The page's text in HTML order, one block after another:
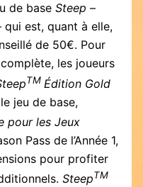
de base Steep –
qui est, quant à elle,
de 50€. Pour
les joueurs
TM Édition Gold
jeu de base,
pour les Jeux
Pass de l’Année 1,
pour profiter
SteepTM